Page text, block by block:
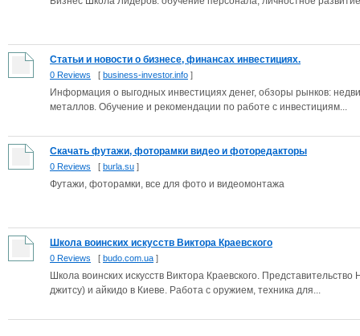
Статьи и новости о бизнесе, финансах инвестициях.
0 Reviews [ business-investor.info ]
Информация о выгодных инвестициях денег, обзоры рынков:
металлов. Обучение и рекомендации по работе с инвестициям...
Скачать футажи, фоторамки видео и фоторедакторы
0 Reviews [ burla.su ]
Футажи, фоторамки, все для фото и видеомонтажа
Школа воинских искусств Виктора Краевского
0 Reviews [ budo.com.ua ]
Школа воинских искусств Виктора Краевского.
джитсу) и айкидо в Киеве. Работа с оружием, техника для...